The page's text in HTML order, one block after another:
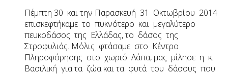
Πέμπτη 30 και την Παρασκευή 31 Οκτωβρίου 2014
επισκεφτήκαμε το πυκνότερο και μεγαλύτερο
πευκοδάσος της Ελλάδας, το δάσος της
Στροφυλιάς. Μόλις φτάσαμε στο Κέντρο
Πληροφόρησης στο χωριό Λάπα, μας μίλησε η κ.
Βασιλική για τα ζώα και τα φυτά του δάσους που